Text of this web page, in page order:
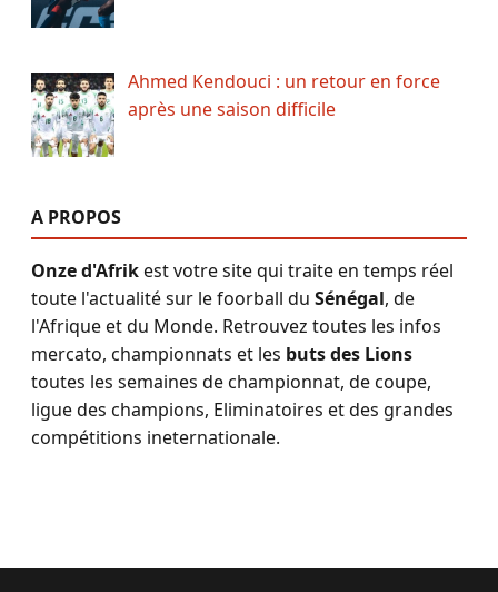
Ahmed Kendouci : un retour en force
après une saison difficile
A PROPOS
Onze d'Afrikest votre site qui traite en temps réel
toute l'actualité sur le foorball du Sénégal, de
l'Afrique et du Monde. Retrouvez toutes les infos
mercato, championnats et les buts des Lions
toutes les semaines de championnat, de coupe,
ligue des champions, Eliminatoires et des grandes
compétitions ineternationale.